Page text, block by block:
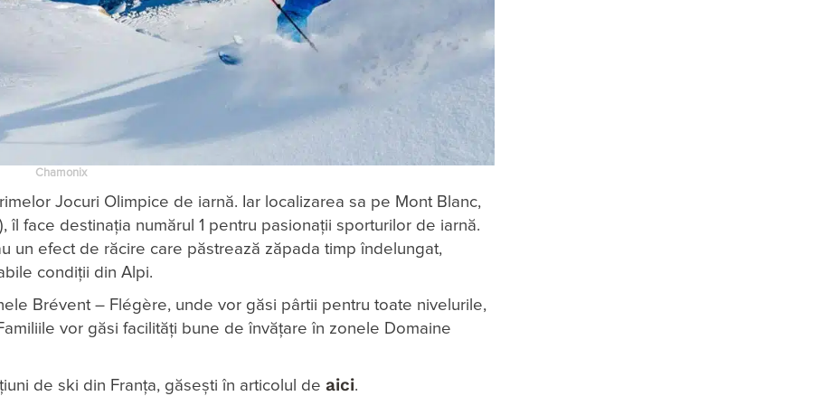
Chamonix
Jocuri Olimpice de iarnă. Iar localizarea sa pe Mont Blanc,
îl face destinaţia numărul 1 pentru pasionații sporturilor de iarnă.
un efect de răcire care păstrează zăpada timp îndelungat,
condiții din Alpi.
Brévent – Flégère, unde vor găsi pârtii pentru toate nivelurile,
vor găsi facilități bune de învățare în zonele Domaine
de ski din Franța, găsești în articolul de aici.